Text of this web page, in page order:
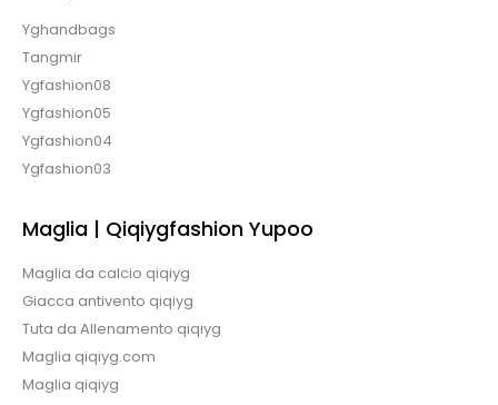
Yghandbags
Tangmir
Ygfashion08
Ygfashion05
Ygfashion04
Ygfashion03
Maglia | Qiqiygfashion Yupoo
Maglia da calcio qiqiyg
Giacca antivento qiqiyg
Tuta da Allenamento qiqiyg
Maglia qiqiyg.com
Maglia qiqiyg